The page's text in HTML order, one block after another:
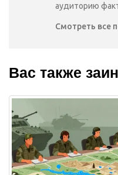
аудиторию
Смотреть все
Вас также